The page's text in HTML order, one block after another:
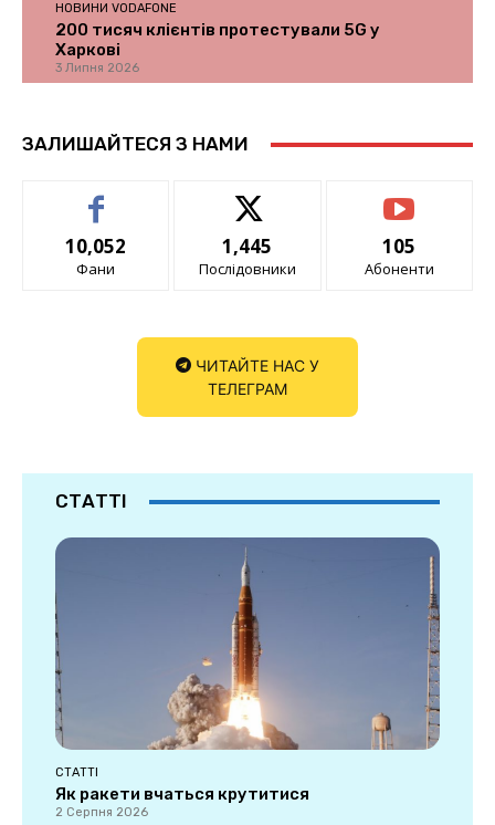
НОВИНИ VODAFONE
200 тисяч клієнтів протестували 5G у
Харкові
3 Липня 2026
ЗАЛИШАЙТЕСЯ З НАМИ
10,052
Фани
1,445
Послідовники
105
Абоненти
ЧИТАЙТЕ НАС У
ТЕЛЕГРАМ
СТАТТІ
СТАТТІ
Як ракети вчаться крутитися
2 Серпня 2026